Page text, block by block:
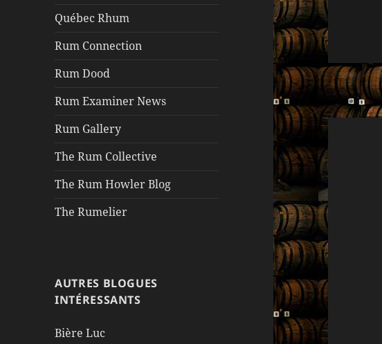
Québec Rhum
Rum Connection
Rum Dood
Rum Examiner News
Rum Gallery
The Rum Collective
The Rum Howler Blog
The Rumelier
AUTRES BLOGUES
INTÉRESSANTS
Bière Luc